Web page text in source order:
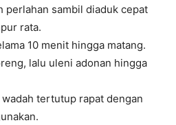
perlahan sambil diaduk cepat
rata.
10 menit hingga matang.
lalu uleni adonan hingga
tertutup rapat dengan